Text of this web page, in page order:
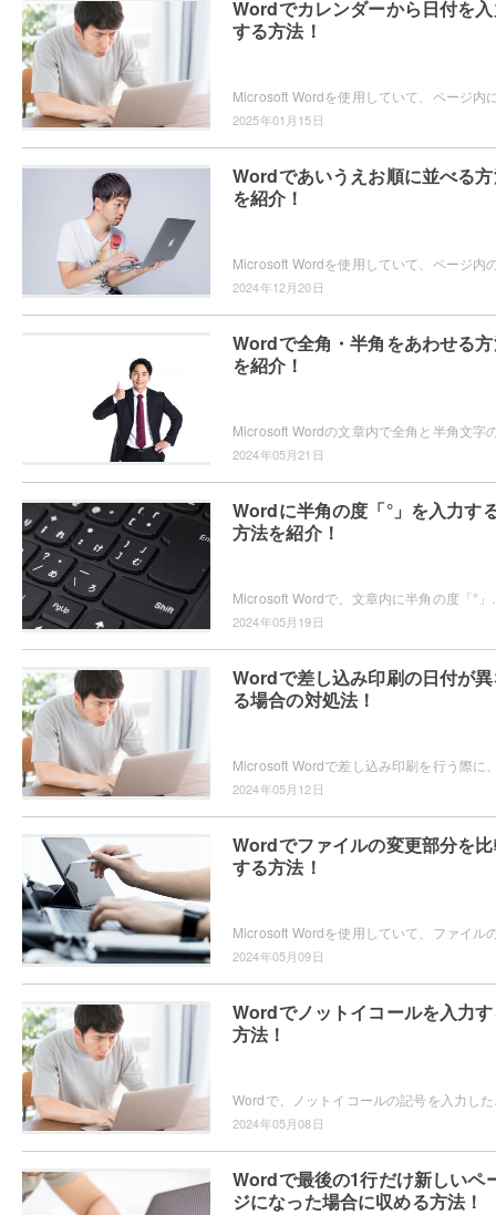
Wordでカレンダーから日付を
する方法！
2025年01月15日
Wordであいうえお順に並べる
を紹介！
2024年12月20日
Wordで全角・半角をあわせる
を紹介！
2024年05月21日
Wordに半角の度「°」を入力す
方法を紹介！
2024年05月19日
Wordで差し込み印刷の日付が
る場合の対処法！
2024年05月12日
Wordでファイルの変更部分を
する方法！
2024年05月09日
Wordでノットイコールを入力
方法！
2024年05月08日
Wordで最後の1行だけ新しいペ
ジになった場合に収める方法！